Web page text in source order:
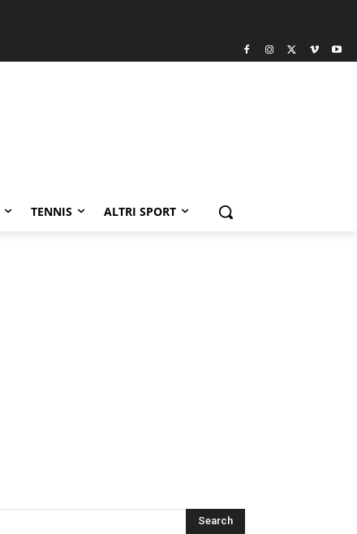
TENNIS ALTRI SPORT